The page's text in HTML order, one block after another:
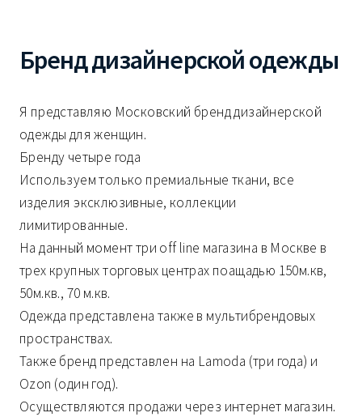
Бренд дизайнерской одежды
Я представляю Московский бренд дизайнерской
одежды для женщин.
Бренду четыре года
Используем только премиальные ткани, все
изделия эксклюзивные, коллекции
лимитированные.
На данный момент три off line магазина в Москве в
трех крупных торговых центрах поащадью 150м.кв,
50м.кв., 70 м.кв.
Одежда представлена также в мультибрендовых
пространствах.
Также бренд представлен на Lamoda (три года) и
Ozon (один год).
Осуществляются продажи через интернет магазин.